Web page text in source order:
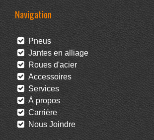
Navigation
Pneus
Jantes en alliage
Roues d'acier
Accessoires
Services
À propos
Carrière
Nous Joindre